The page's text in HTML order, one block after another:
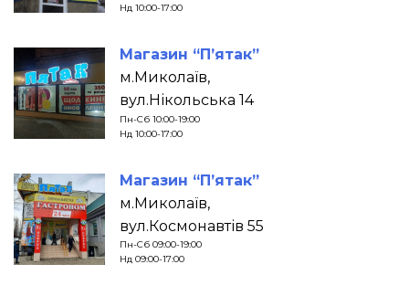
Нд 10:00-17:00
Магазин “П’ятак”
м.Миколаїв,
вул.Нікольська 14
Пн-Сб 10:00-19:00
Нд 10:00-17:00
Магазин “П’ятак”
м.Миколаїв,
вул.Космонавтів 55
Пн-Сб 09:00-19:00
Нд 09:00-17:00